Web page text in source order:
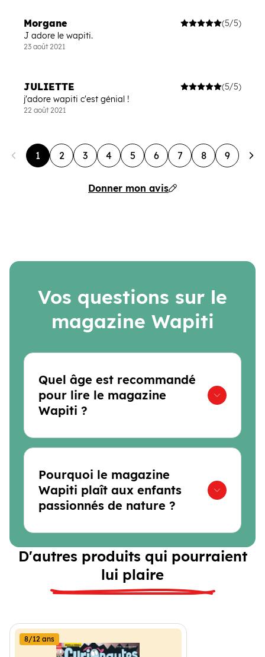
Morgane
(5/5)
J adore le wapiti.
23 août 2021
JULIETTE
(5/5)
j'adore wapiti c'est génial !
22 août 2021
1 2 3 4 5 6 7 8 9
Donner mon avis
Vos questions sur le
magazine Wapiti
Quel âge est recommandé
pour lire le magazine
Wapiti ?
Pourquoi le magazine
Wapiti plaît aux enfants
passionnés de nature ?
D'autres produits qui pourraient
lui plaire
8/12 ans